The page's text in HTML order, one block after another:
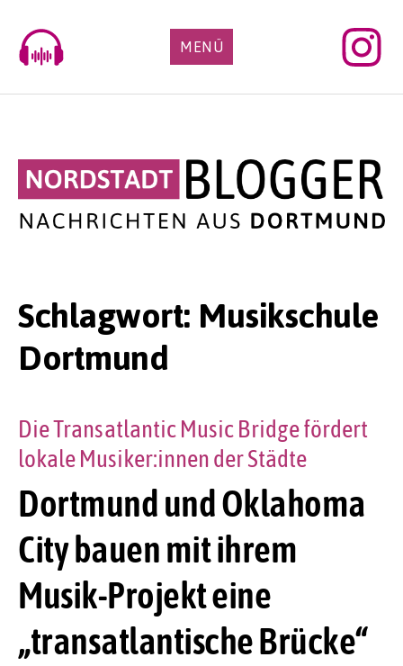
content
MENÜ
Schlagwort: Musikschule
Dortmund
Dortmund und Oklahoma
City bauen mit ihrem
Musik-Projekt eine
„transatlantische Brücke“
Die Transatlantic Music Bridge fördert
lokale Musiker:innen der Städte